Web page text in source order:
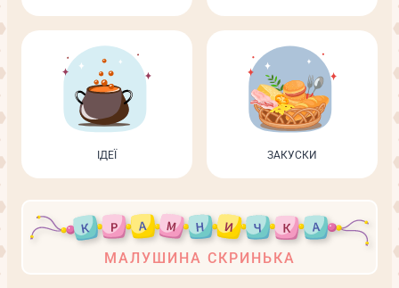
ІДЕЇ ЗАКУСКИ
МАЛУШИНА СКРИНЬКА